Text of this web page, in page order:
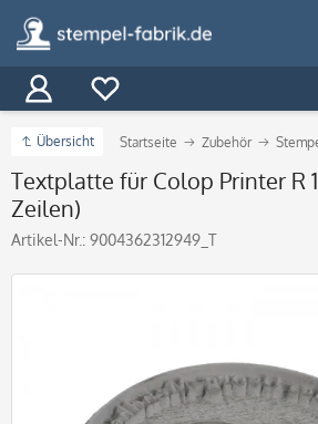
Übersicht Startseite Zubehör
Textplatte für Colop Printer R
Zeilen)
Artikel-Nr.: 9004362312949_T